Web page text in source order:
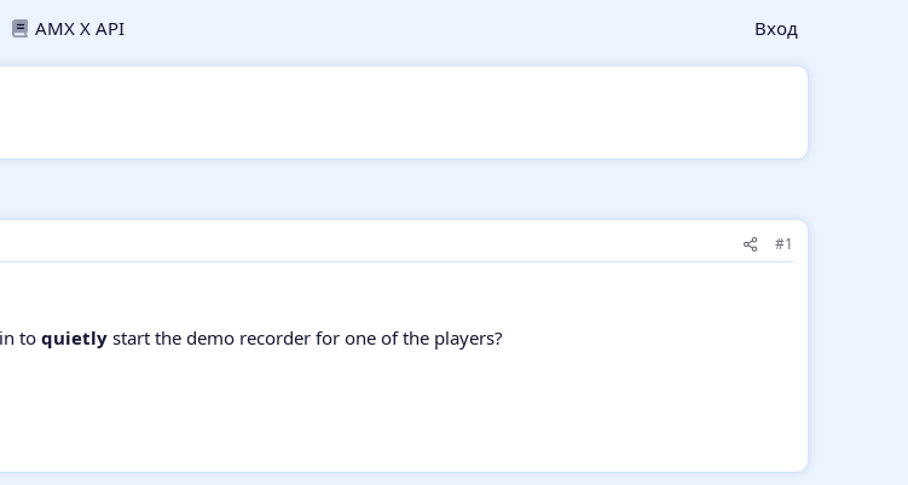
AMX X API Вход
#1
to quietly start the demo recorder for one of the players?